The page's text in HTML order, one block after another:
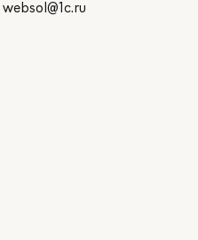
websol@1c.ru